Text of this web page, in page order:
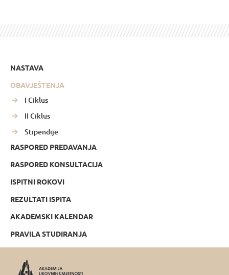
NASTAVA
OBAVJEŠTENJA
I Ciklus
II Ciklus
Stipendije
RASPORED PREDAVANJA
RASPORED KONSULTACIJA
ISPITNI ROKOVI
REZULTATI ISPITA
AKADEMSKI KALENDAR
PRAVILA STUDIRANJA